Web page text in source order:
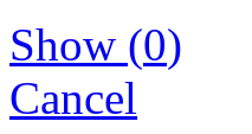
Show (0)
Cancel